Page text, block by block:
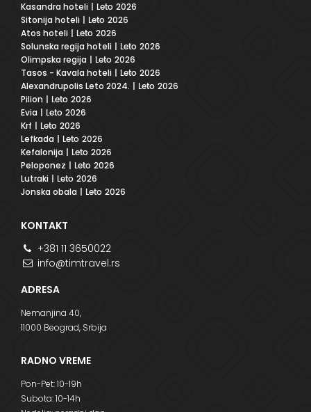
Kasandra hoteli | Leto 2026
Sitonija hoteli | Leto 2026
Atos hoteli | Leto 2026
Solunska regija hoteli | Leto 2026
Olimpska regija | Leto 2026
Tasos - Kavala hoteli | Leto 2026
Alexandrupolis Leto 2024. | Leto 2026
Pilion | Leto 2026
Evia | Leto 2026
Krf | Leto 2026
Lefkada | Leto 2026
Kefalonija | Leto 2026
Peloponez | Leto 2026
Lutraki | Leto 2026
Jonska obala | Leto 2026
KONTAKT
+381 11 3650022
info@timtravel.rs
ADRESA
Nemanjina 40,
11000 Beograd, Srbija
RADNO VREME
Pon-Pet: 10-19h
Subota: 10-14h